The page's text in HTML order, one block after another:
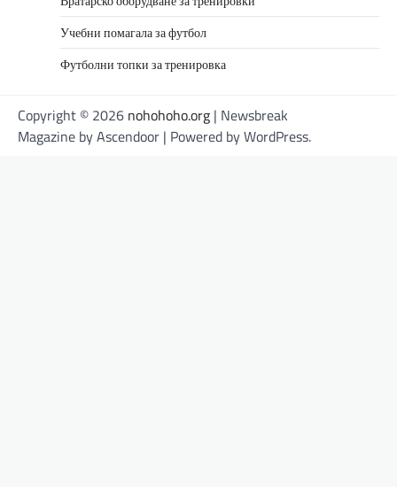
Учебни помагала за футбол
Футболни топки за тренировка
Copyright © 2026 nohohoho.org | Newsbreak
Magazine byAscendoor | Powered byWordPress.